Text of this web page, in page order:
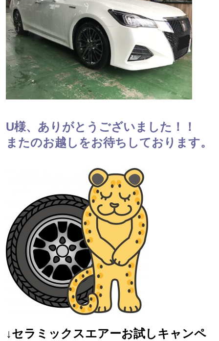
U様、ありがとうございました！！
またのお越しをお待ちしております。
↓セラミックスエアーお試しキャンペ